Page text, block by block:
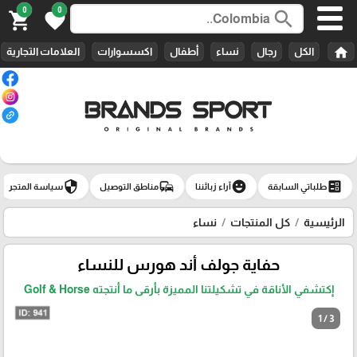
search
0
favorite
0
shopping_cart
home الكل رجال نساء أطفال اكسسوارات العلامات التجارية
ballotطلباتي السابقة emoji_emotionsآراء زبائننا commuteمناطق التوصيل securityسياسة المتجر
الرئيسية كل المنتجات نساء
حفاية جولف أند هورس للنساء
إكتشفي الأناقة في تشكيلتنا المميزة بأرقى ما أنتجته Golf & Horse
1 / 3